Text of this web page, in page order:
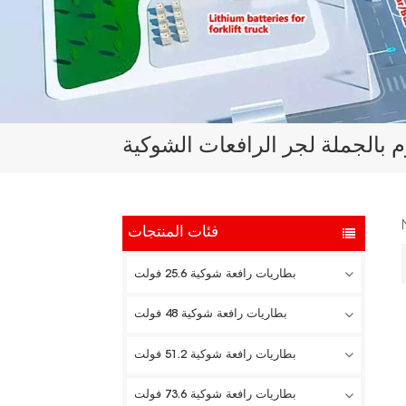
بالجملة لجر الرافعات الشوكية
فئات المنتجات
بطاريات رافعة شوكية 25.6 فولت
بطاريات رافعة شوكية 48 فولت
بطاريات رافعة شوكية 51.2 فولت
بطاريات رافعة شوكية 73.6 فولت